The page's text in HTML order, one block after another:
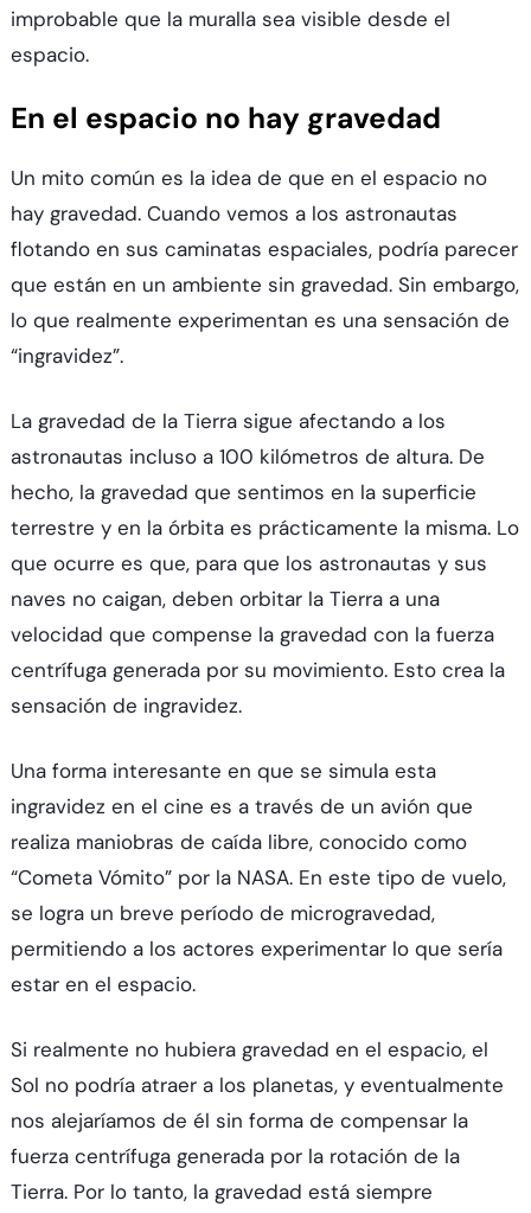
improbable que la muralla sea visible desde el
espacio.
En el espacio no hay gravedad
Un mito común es la idea de que en el espacio no
hay gravedad. Cuando vemos a los astronautas
flotando en sus caminatas espaciales, podría parecer
que están en un ambiente sin gravedad. Sin embargo,
lo que realmente experimentan es una sensación de
“ingravidez”.
La gravedad de la Tierra sigue afectando a los
astronautas incluso a 100 kilómetros de altura. De
hecho, la gravedad que sentimos en la superficie
terrestre y en la órbita es prácticamente la misma. Lo
que ocurre es que, para que los astronautas y sus
naves no caigan, deben orbitar la Tierra a una
velocidad que compense la gravedad con la fuerza
centrífuga generada por su movimiento. Esto crea la
sensación de ingravidez.
Una forma interesante en que se simula esta
ingravidez en el cine es a través de un avión que
realiza maniobras de caída libre, conocido como
“Cometa Vómito” por la NASA. En este tipo de vuelo,
se logra un breve período de microgravedad,
permitiendo a los actores experimentar lo que sería
estar en el espacio.
Si realmente no hubiera gravedad en el espacio, el
Sol no podría atraer a los planetas, y eventualmente
nos alejaríamos de él sin forma de compensar la
fuerza centrífuga generada por la rotación de la
Tierra. Por lo tanto, la gravedad está siempre